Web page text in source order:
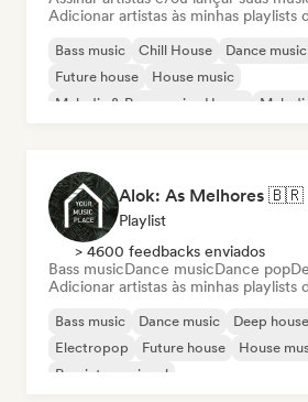
Adicionar artistas às minhas playlists
Bass music Chill House Dance music
Future house
House music
Melodic & Progressive House
Alok: As Melhores 🇧🇷
Playlist
> 4600 feedbacks enviados
Bass musicDance musicDance pop
Adicionar artistas às minhas playlists
Bass music Dance music Deep house
Electropop
Future house
House
Pop internacional